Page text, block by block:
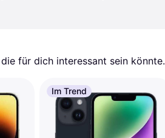
für dich interessant sein könnte.
Im Trend